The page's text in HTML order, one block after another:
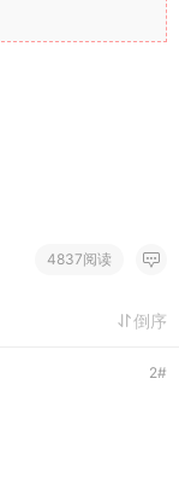
4837阅读
倒序
2#